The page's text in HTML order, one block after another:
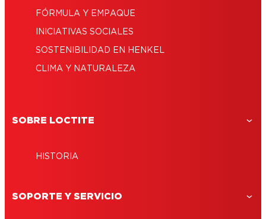
FÓRMULA Y EMPAQUE
INICIATIVAS SOCIALES
SOSTENIBILIDAD EN HENKEL
CLIMA Y NATURALEZA
SOBRE LOCTITE
HISTORIA
SOPORTE Y SERVICIO